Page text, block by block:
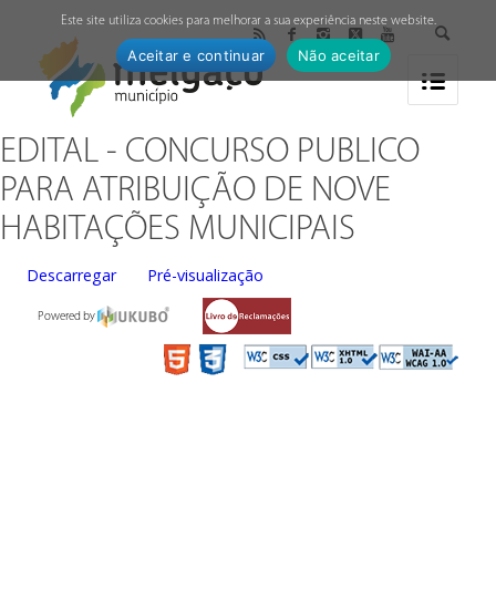
EDITAL - CONCURSO PUBLICO
PARA ATRIBUIÇÃO DE NOVE
HABITAÇÕES MUNICIPAIS
Descarregar Pré-visualização
Powered by
Este site utiliza cookies para melhorar a sua experiência neste website.
Aceitar e continuar Não aceitar